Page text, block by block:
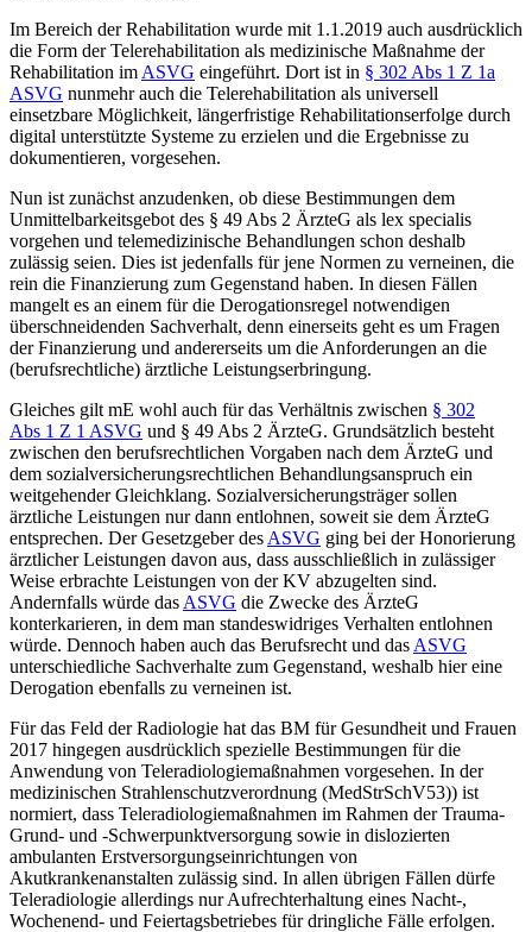
Im Bereich der Rehabilitation wurde mit 1.1.2019 auch ausdrücklich
die Form der Telerehabilitation als medizinische Maßnahme der
Rehabilitation im ASVG eingeführt. Dort ist in § 302 Abs 1 Z 1a
ASVG nunmehr auch die Telerehabilitation als universell
einsetzbare Möglichkeit, längerfristige Rehabilitationserfolge durch
digital unterstützte Systeme zu erzielen und die Ergebnisse zu
dokumentieren, vorgesehen.
Nun ist zunächst anzudenken, ob diese Bestimmungen dem
Unmittelbarkeitsgebot des § 49 Abs 2 ÄrzteG als lex specialis
vorgehen und telemedizinische Behandlungen schon deshalb
zulässig seien. Dies ist jedenfalls für jene Normen zu verneinen, die
rein die Finanzierung zum Gegenstand haben. In diesen Fällen
mangelt es an einem für die Derogationsregel notwendigen
überschneidenden Sachverhalt, denn einerseits geht es um Fragen
der Finanzierung und andererseits um die Anforderungen an die
(berufsrechtliche) ärztliche Leistungserbringung.
Gleiches gilt mE wohl auch für das Verhältnis zwischen § 302
Abs 1 Z 1 ASVG und § 49 Abs 2 ÄrzteG. Grundsätzlich besteht
zwischen den berufsrechtlichen Vorgaben nach dem ÄrzteG und
dem sozialversicherungsrechtlichen Behandlungsanspruch ein
weitgehender Gleichklang. Sozialversicherungsträger sollen
ärztliche Leistungen nur dann entlohnen, soweit sie dem ÄrzteG
entsprechen. Der Gesetzgeber des ASVG ging bei der Honorierung
ärztlicher Leistungen davon aus, dass ausschließlich in zulässiger
Weise erbrachte Leistungen von der KV abzugelten sind.
Andernfalls würde das ASVG die Zwecke des ÄrzteG
konterkarieren, in dem man standeswidriges Verhalten entlohnen
würde. Dennoch haben auch das Berufsrecht und das ASVG
unterschiedliche Sachverhalte zum Gegenstand, weshalb hier eine
Derogation ebenfalls zu verneinen ist.
Für das Feld der Radiologie hat das BM für Gesundheit und Frauen
2017 hingegen ausdrücklich spezielle Bestimmungen für die
Anwendung von Teleradiologiemaßnahmen vorgesehen. In der
medizinischen Strahlenschutzverordnung (MedStrSchV53)) ist
normiert, dass Teleradiologiemaßnahmen im Rahmen der Trauma-
Grund- und -Schwerpunktversorgung sowie in dislozierten
ambulanten Erstversorgungseinrichtungen von
Akutkrankenanstalten zulässig sind. In allen übrigen Fällen dürfe
Teleradiologie allerdings nur Aufrechterhaltung eines Nacht-,
Wochenend- und Feiertagsbetriebes für dringliche Fälle erfolgen.